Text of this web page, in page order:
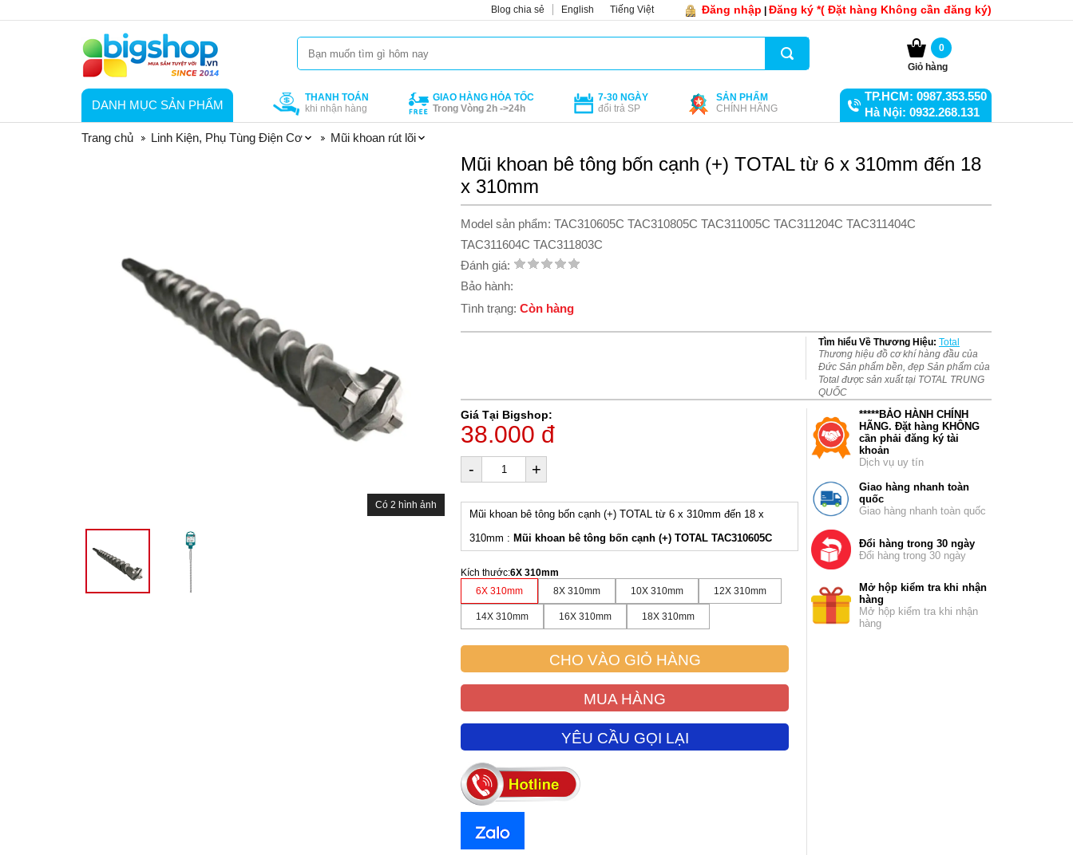
Đăng nhập Đăng ký *( Đặt hàng Không cần đăng ký)
Blog chia sẻ English Tiếng Việt
0
Giỏ hàng
DANH MỤC SẢN PHẨM
THANH TOÁN
khi nhận hàng
GIAO HÀNG HỎA TỐC
Trong Vòng 2h ->24h
7-30 NGÀY
đổi trả SP
SẢN PHẨM
CHÍNH HÃNG
TP.HCM: 0987.353.550
Hà Nội: 0932.268.131
Trang chủ
Linh Kiện, Phụ Tùng Điện Cơ Mũi khoan rút lõi
Có 2 hình ảnh
Mũi khoan bê tông bốn cạnh (+) TOTAL từ 6 x 310mm đến 18
x 310mm
Model sản phẩm: TAC310605C TAC310805C TAC311005C TAC311204C TAC311404C
TAC311604C TAC311803C
Đánh giá:
Bảo hành:
Tình trạng: Còn hàng
Tìm hiểu Về Thương Hiệu: Total
Thương hiệu đồ cơ khí hàng đầu của
Đức Sản phẩm bền, đẹp Sản phẩm của
Total được sản xuất tại TOTAL TRUNG
QUỐC
Giá Tại Bigshop:
38.000 đ
- +
Mũi khoan bê tông bốn cạnh (+) TOTAL từ 6 x 310mm đến 18 x
310mm : Mũi khoan bê tông bốn cạnh (+) TOTAL TAC310605C
Kích thước:6X 310mm
6X 310mm
8X 310mm 10X 310mm 12X 310mm
14X 310mm 16X 310mm 18X 310mm
CHO VÀO GIỎ HÀNG
MUA HÀNG
YÊU CẦU GỌI LẠI
*****BẢO HÀNH CHÍNH
HÃNG. Đặt hàng KHÔNG
cần phải đăng ký tài
khoản
Dịch vụ uy tín
Giao hàng nhanh toàn
quốc
Giao hàng nhanh toàn quốc
Đổi hàng trong 30 ngày
Đổi hàng trong 30 ngày
Mở hộp kiểm tra khi nhận
hàng
Mở hộp kiểm tra khi nhận
hàng